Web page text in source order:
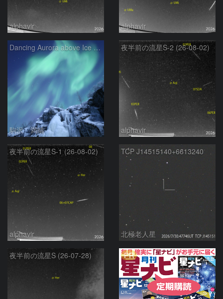
alphavir alphavir
Dancing Aurora above Ice Fall
駒沢 満晴
夜半前の流星S-2 (26-08-02)
alphavir
夜半前の流星S-1 (26-08-02)
alphavir
TCP J14515140+6613240
北極老人星
夜半前の流星S (26-07-28) PR